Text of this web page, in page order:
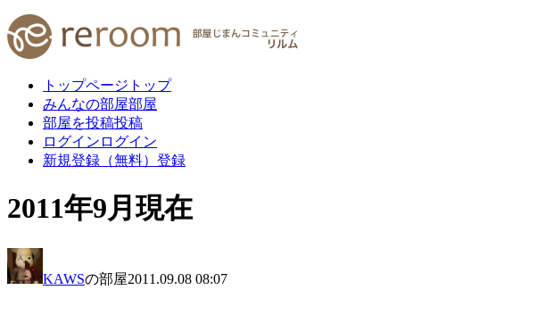
トップページ トップ
みんなの部屋部屋
部屋を投稿投稿
ログイン ログイン
新規登録（無料） 登録
2011年9月現在
KAWSの部屋2011.09.08 08:07